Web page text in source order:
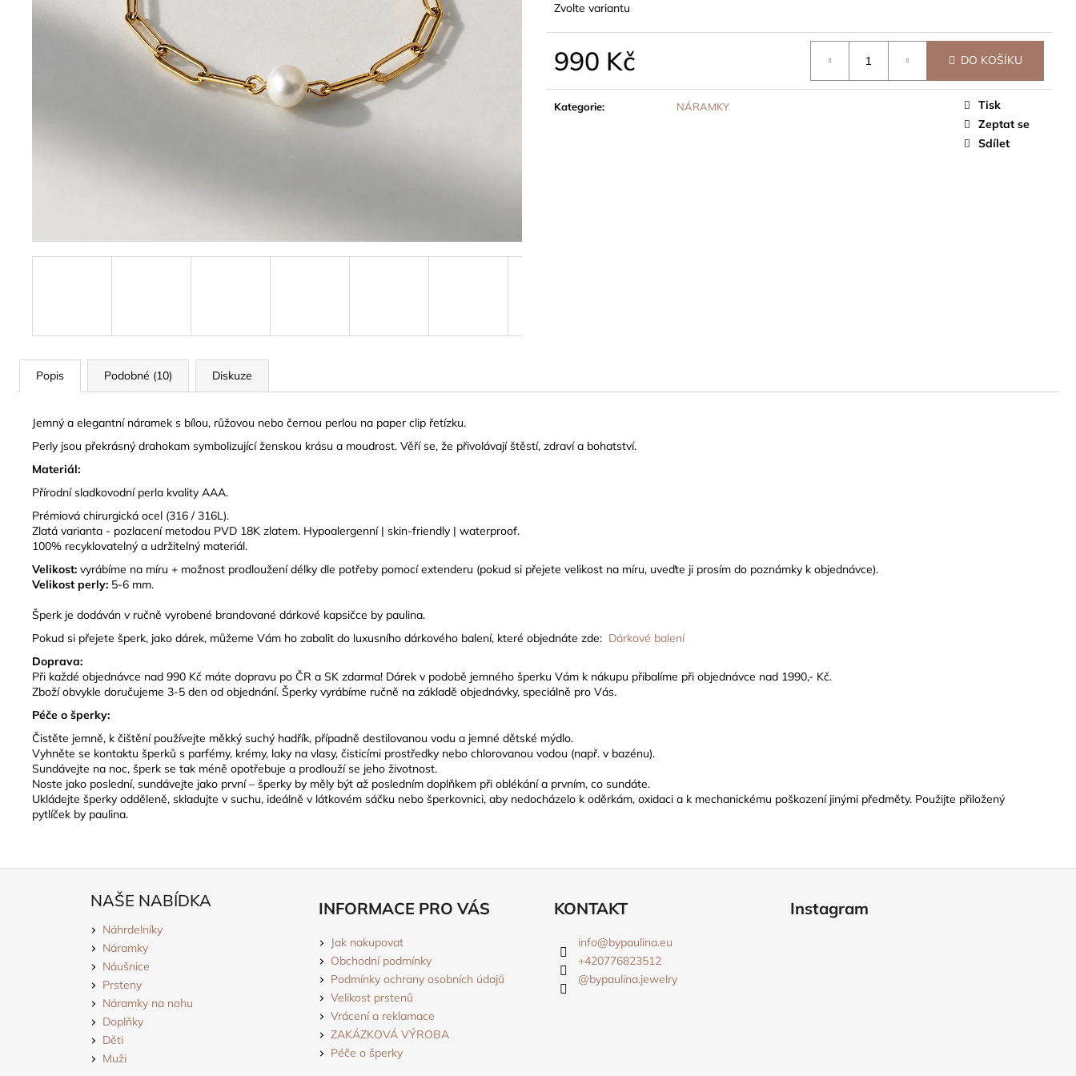
Zvolte variantu
990 Kč DO KOŠÍKU
Kategorie: NÁRAMKY
Tisk
Zeptat se
Sdílet
Popis Podobné (10) Diskuze
Jemný a elegantní náramek s bílou, růžovou nebo černou perlou na paper clip řetízku.
Perly jsou překrásný drahokam symbolizující ženskou krásu a moudrost. Věří se, že přivolávají štěstí, zdraví a bohatství.
Materiál:
Přírodní sladkovodní perla kvality AAA.
Prémiová chirurgická ocel (316 / 316L).
Zlatá varianta - pozlacení metodou PVD 18K zlatem. Hypoalergenní | skin-friendly | waterproof.
100% recyklovatelný a udržitelný materiál.
Velikost: vyrábíme na míru + možnost prodloužení délky dle potřeby pomocí extenderu (pokud si přejete velikost na míru, uveďte ji prosím do poznámky k objednávce).
Velikost perly: 5-6 mm.
Šperk je dodáván v ručně vyrobené brandované dárkové kapsičce by paulina.
Pokud si přejete šperk, jako dárek, můžeme Vám ho zabalit do luxusního dárkového balení, které objednáte zde: Dárkové balení
Doprava:
Při každé objednávce nad 990 Kč máte dopravu po ČR a SK zdarma! Dárek v podobě jemného šperku Vám k nákupu přibalíme při objednávce nad 1990,- Kč.
Zboží obvykle doručujeme 3-5 den od objednání. Šperky vyrábíme ručně na základě objednávky, speciálně pro Vás.
Péče o šperky:
Čistěte jemně, k čištění používejte měkký suchý hadřík, případně destilovanou vodu a jemné dětské mýdlo.
Vyhněte se kontaktu šperků s parfémy, krémy, laky na vlasy, čisticími prostředky nebo chlorovanou vodou (např. v bazénu).
Sundávejte na noc, šperk se tak méně opotřebuje a prodlouží se jeho životnost.
Noste jako poslední, sundávejte jako první – šperky by měly být až posledním doplňkem při oblékání a prvním, co sundáte.
Ukládejte šperky odděleně, skladujte v suchu, ideálně v látkovém sáčku nebo šperkovnici, aby nedocházelo k oděrkám, oxidaci a k mechanickému poškození jinými předměty. Použijte přiložený
pytlíček by paulina.
NAŠE NABÍDKA
Náhrdelníky
Náramky
Náušnice
Prsteny
Náramky na nohu
Doplňky
Děti
Muži
INFORMACE PRO VÁS
Jak nakupovat
Obchodní podmínky
Podmínky ochrany osobních údajů
Velikost prstenů
Vrácení a reklamace
ZAKÁZKOVÁ VÝROBA
Péče o šperky
KONTAKT
info@bypaulina.eu
+420776823512
@bypaulina.jewelry
Instagram